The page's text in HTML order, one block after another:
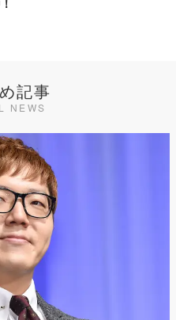
記事
NEWS